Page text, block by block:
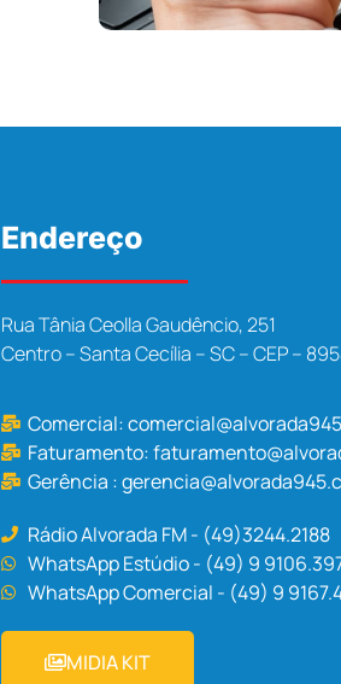
Endereço
Rua Tânia Ceolla Gaudêncio, 251
Centro – Santa Cecília – SC – CEP –
Comercial:
Faturamento:
Gerência :
Rádio Alvorada FM - (49)3244.2188
WhatsApp Estúdio - (49) 9
WhatsApp Comercial - (49) 9
MIDIA KIT